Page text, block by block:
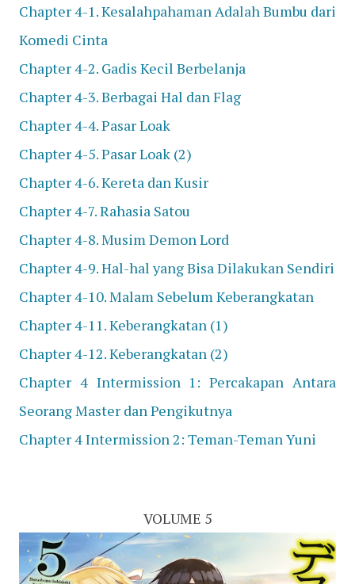
Chapter 4-1. Kesalahpahaman Adalah Bumbu dari
Komedi Cinta
Chapter 4-2. Gadis Kecil Berbelanja
Chapter 4-3. Berbagai Hal dan Flag
Chapter 4-4. Pasar Loak
Chapter 4-5. Pasar Loak (2)
Chapter 4-6. Kereta dan Kusir
Chapter 4-7. Rahasia Satou
Chapter 4-8. Musim Demon Lord
Chapter 4-9. Hal-hal yang Bisa Dilakukan Sendiri
Chapter 4-10. Malam Sebelum Keberangkatan
Chapter 4-11. Keberangkatan (1)
Chapter 4-12. Keberangkatan (2)
Chapter 4 Intermission 1: Percakapan Antara
Seorang Master dan Pengikutnya
Chapter 4 Intermission 2: Teman-Teman Yuni
VOLUME 5